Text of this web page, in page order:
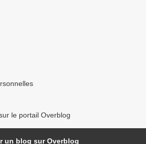
le portail Overblog
un blog sur Overblog